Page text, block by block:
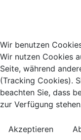
Wir benutzen
Wir nutzen Cookies
Seite, während
(Tracking Cookies).
beachten Sie, dass
zur Verfügung
Akzeptieren